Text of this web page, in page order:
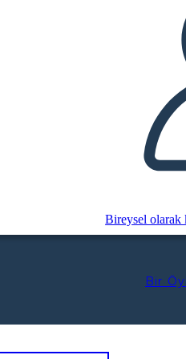
Bireysel olarak
Bir